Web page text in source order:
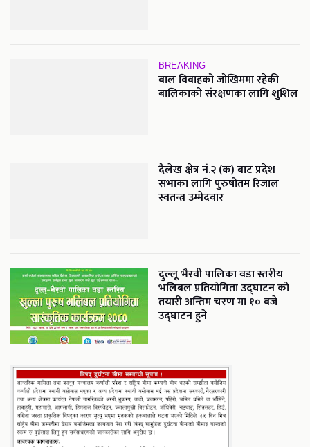
BREAKING
बाल विवाहको जोखिममा रहेकी
बालिकाको संरक्षणका लागि शुशिल
दैलेख क्षेत्र नं.२ (क) बाट प्रदेश
सभाका लागि पुरुषोतम रिजाल
स्वतन्त्र उम्मेदवार
दुल्लू भैरवी पालिका वडा स्तरीय
भलिबल प्रतियोगिता उद्घाटन को
तयारी अन्तिम चरण मा १० बजे
उद्घाटन हुने